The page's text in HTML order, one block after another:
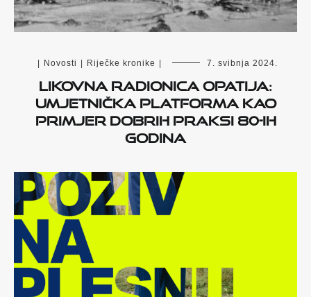
Novosti Riječke kronike 7. svibnja 2024.
Likovna radionica Opatija:
umjetnička platforma kao
primjer dobrih praksi 80-ih
godina